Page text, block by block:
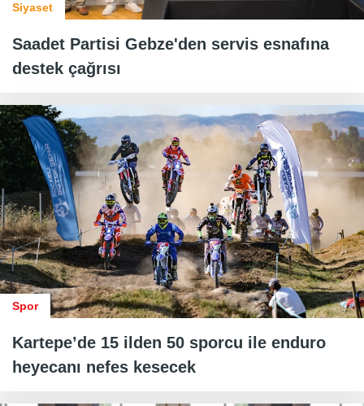
Siyaset
Saadet Partisi Gebze'den servis esnafına
destek çağrısı
Spor
Kartepe’de 15 ilden 50 sporcu ile enduro
heyecanı nefes kesecek